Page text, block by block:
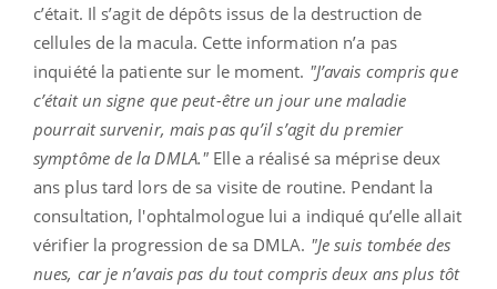
c’était. Il s’agit de dépôts issus de la destruction de
cellules de la macula. Cette information n’a pas
inquiété la patiente sur le moment. "J’avais compris que
c’était un signe que peut-être un jour une maladie
pourrait survenir, mais pas qu’il s’agit du premier
symptôme de la DMLA." Elle a réalisé sa méprise deux
ans plus tard lors de sa visite de routine. Pendant la
consultation, l'ophtalmologue lui a indiqué qu’elle allait
vérifier la progression de sa DMLA. "Je suis tombée des
nues, car je n’avais pas du tout compris deux ans plus tôt